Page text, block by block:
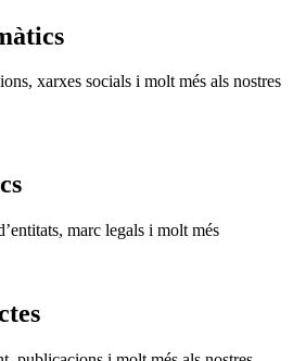
xarxes socials i molt més als nostres
marc legals i molt més